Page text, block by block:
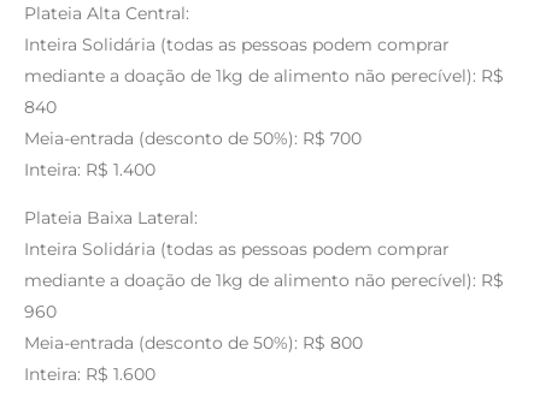
Plateia Alta Central:
Inteira Solidária (todas as pessoas podem comprar
mediante a doação de 1kg de alimento não perecível): R$
840
Meia-entrada (desconto de 50%): R$ 700
Inteira: R$ 1.400
Plateia Baixa Lateral:
Inteira Solidária (todas as pessoas podem comprar
mediante a doação de 1kg de alimento não perecível): R$
960
Meia-entrada (desconto de 50%): R$ 800
Inteira: R$ 1.600